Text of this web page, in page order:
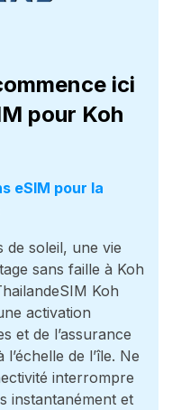
ici
pour Koh
eSIM pour la
de soleil, une vie
sans faille à Koh
Koh
activation
et de l’assurance
de l’île. Ne
interrompre
instantanément et